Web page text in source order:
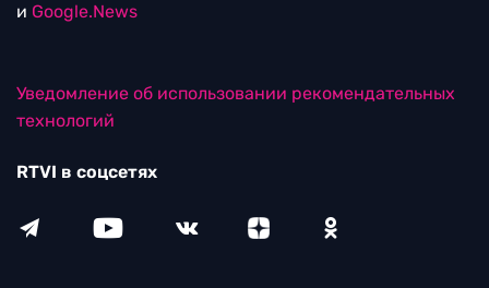
и Google.News
Уведомление об использовании рекомендательных
технологий
RTVI в соцсетях